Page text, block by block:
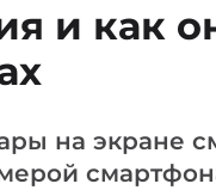
и как
на экране